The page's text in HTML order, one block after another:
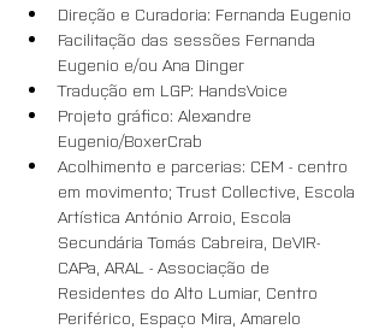
Direção e Curadoria: Fernanda Eugenio
Facilitação das sessões Fernanda
Eugenio e/ou Ana Dinger
Tradução em LGP: HandsVoice
Projeto gráfico: Alexandre
Eugenio/BoxerCrab
Acolhimento e parcerias: CEM - centro
em movimento; Trust Collective, Escola
Artística António Arroio, Escola
Secundária Tomás Cabreira, DeVIR-
CAPa, ARAL - Associação de
Residentes do Alto Lumiar, Centro
Periférico, Espaço Mira, Amarelo